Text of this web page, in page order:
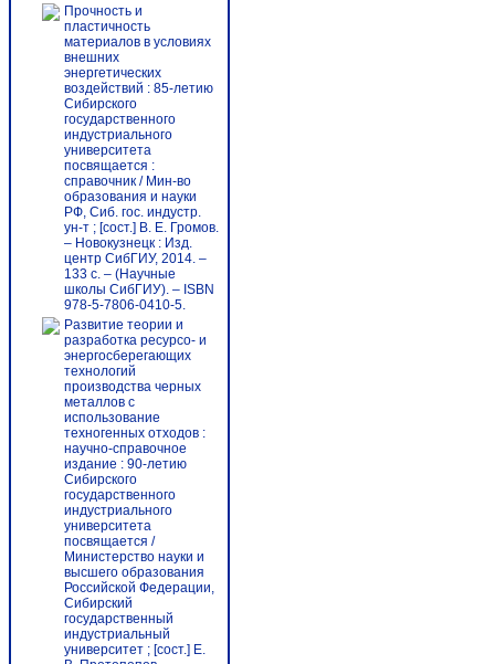
Прочность и
пластичность
материалов в условиях
внешних
энергетических
воздействий : 85-летию
Сибирского
государственного
индустриального
университета
посвящается :
справочник / Мин-во
образования и науки
РФ, Сиб. гос. индустр.
ун-т ; [сост.] В. Е. Громов.
– Новокузнецк : Изд.
центр СибГИУ, 2014. –
133 с. – (Научные
школы СибГИУ). – ISBN
978-5-7806-0410-5.
Развитие теории и
разработка ресурсо- и
энергосберегающих
технологий
производства черных
металлов с
использование
техногенных отходов :
научно-справочное
издание : 90-летию
Сибирского
государственного
индустриального
университета
посвящается /
Министерство науки и
высшего образования
Российской Федерации,
Сибирский
государственный
индустриальный
университет ; [сост.] Е.